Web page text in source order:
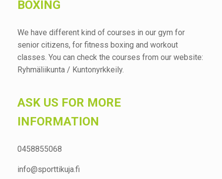
BOXING
We have different kind of courses in our gym for
senior citizens, for fitness boxing and workout
classes. You can check the courses from our website:
Ryhmäliikunta / Kuntonyrkkeily.
ASK US FOR MORE
INFORMATION
0458855068
info@sporttikuja.fi